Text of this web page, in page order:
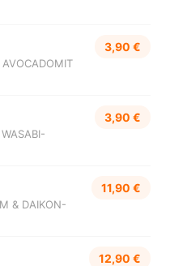
3,90 €
3,90 €
& DAIKON-
11,90 €
12,90 €